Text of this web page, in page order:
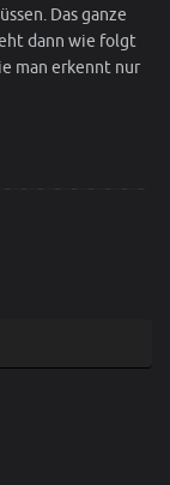
Das ganze
dann wie folgt
man erkennt nur